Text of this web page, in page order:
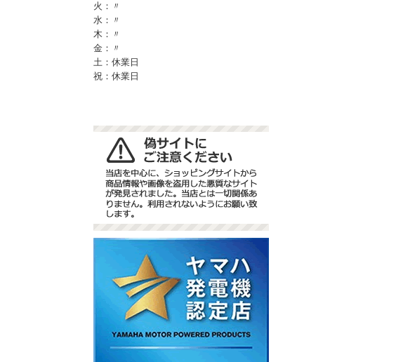
火：〃
水：〃
木：〃
金：〃
土：休業日
祝：休業日